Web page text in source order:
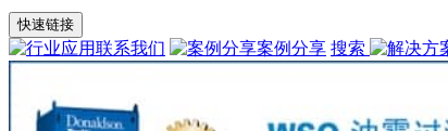
快速链接
联系我们 案例分享 搜索